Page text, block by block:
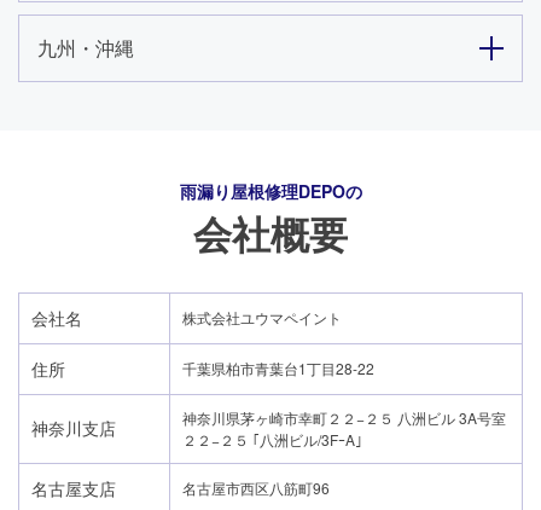
九州・沖縄
雨漏り屋根修理DEPOの
会社概要
会社名 株式会社ユウマペイント
住所 千葉県柏市青葉台1丁目28-22
神奈川支店
神奈川県茅ヶ崎市幸町２２−２５ 八洲ビル 3A号室
２２−２５ ｢八洲ビル/3FｰA｣
名古屋支店 名古屋市西区八筋町96